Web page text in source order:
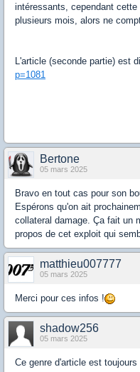
intéressants, cependant
plusieurs mois, alors ne
L'article (seconde partie) est
p=1081
Bertone
05 mars 2025
Bravo en tout cas pour son
Espérons qu'on ait
collateral damage. Ça fait un
propos de cet exploit qui
matthieu007777
05 mars 2025
Merci pour ces infos !
shadow256
05 mars 2025
Ce genre d'article est